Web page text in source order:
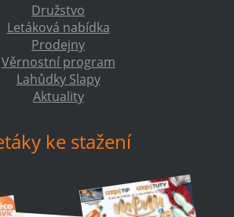
Družstvo
Letáková nabídka
Prodejny
Věrnostní program
Lahůdky Slapy
Aktuality
ke stažení